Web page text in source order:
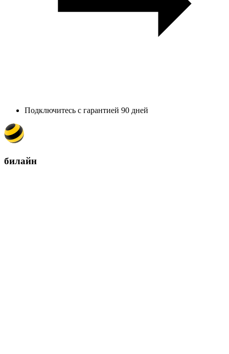
Подключитесь с гарантией 90 дней
билайн